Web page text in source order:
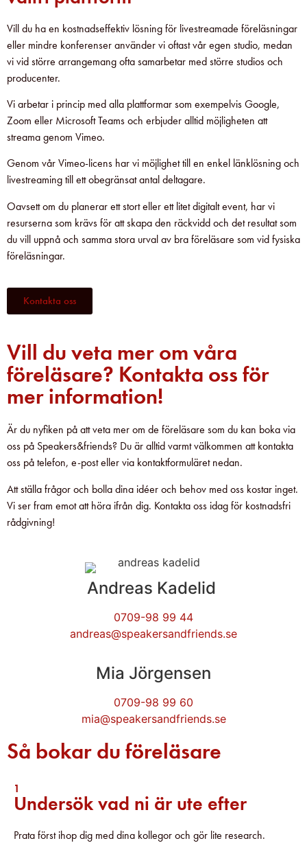
Vill du ha en kostnadseffektiv lösning för livestreamade föreläsningar
eller mindre konferenser använder vi oftast vår egen studio, medan
vi vid större arrangemang ofta samarbetar med större studios och
producenter.
Vi arbetar i princip med alla plattformar som exempelvis Google,
Zoom eller Microsoft Teams och erbjuder alltid möjligheten att
streama genom Vimeo.
Genom vår Vimeo-licens har vi möjlighet till en enkel länklösning och
livestreaming till ett obegränsat antal deltagare.
Oavsett om du planerar ett stort eller ett litet digitalt event, har vi
resurserna som krävs för att skapa den räckvidd och det resultat som
du vill uppnå och samma stora urval av bra föreläsare som vid fysiska
föreläsningar.
Kontakta oss
Vill du veta mer om våra
föreläsare? Kontakta oss för
mer information!
Är du nyfiken på att veta mer om de föreläsare som du kan boka via
oss på Speakers&friends? Du är alltid varmt välkommen att kontakta
oss på telefon, e-post eller via kontaktformuläret nedan.
Att ställa frågor och bolla dina idéer och behov med oss kostar inget.
Vi ser fram emot att höra ifrån dig. Kontakta oss idag för kostnadsfri
rådgivning!
Andreas Kadelid ​
0709-98 99 44
andreas@speakersandfriends.se​
Mia Jörgensen
0709-98 99 60
mia@speakersandfriends.se​
Så bokar du föreläsare
1
Undersök vad ni är ute efter
Prata först ihop dig med dina kollegor och gör lite research.